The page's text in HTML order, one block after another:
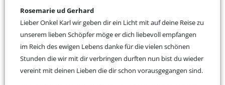
Rosemarie ud Gerhard
Lieber Onkel Karl wir geben dir ein Licht mit auf deine Reise zu
unserem lieben Schöpfer möge er dich liebevoll empfangen
im Reich des ewigen Lebens danke für die vielen schönen
Stunden die wir mit dir verbringen durften nun bist du wieder
vereint mit deinen Lieben die dir schon vorausgegangen sind.